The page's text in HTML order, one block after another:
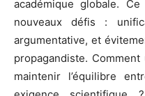
académique globale.
nouveaux défis :
argumentative, et
propagandiste.
maintenir l’équilibre